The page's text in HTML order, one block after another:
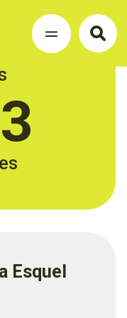
Esquel